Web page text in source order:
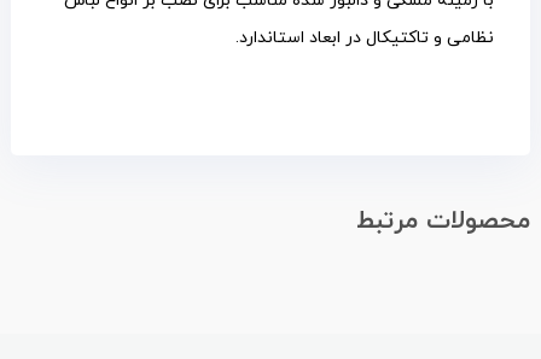
نظامی و تاکتیکال در ابعاد استاندارد.
محصولات مرتبط